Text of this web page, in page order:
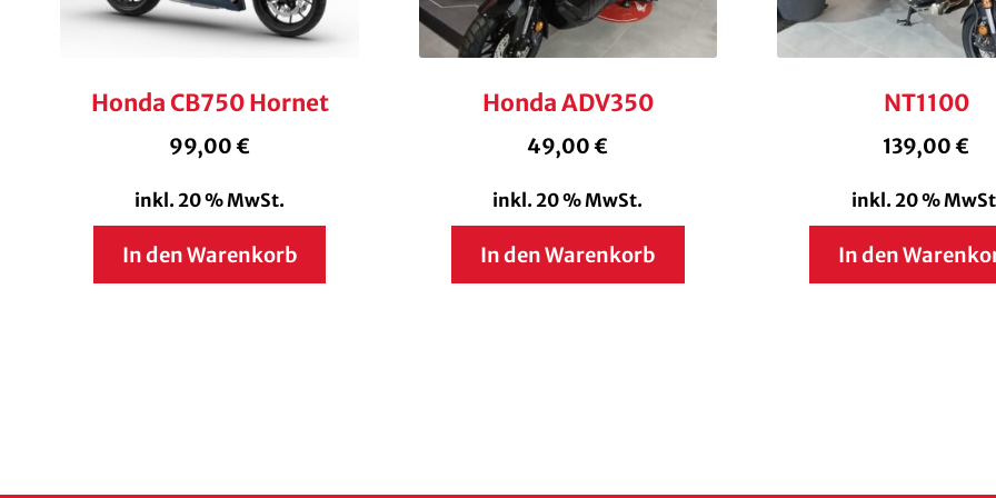
Honda CB750 Hornet
99,00€
inkl. 20 % MwSt.
In den Warenkorb
Honda ADV350
49,00€
inkl. 20 % MwSt.
In den Warenkorb
NT1100
139,00€
inkl. 20 %
In den